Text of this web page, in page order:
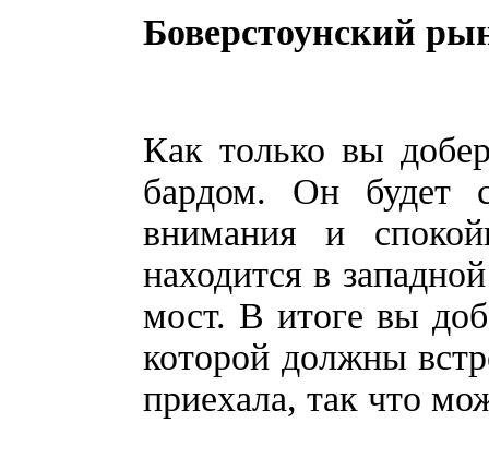
Боверстоунский
Как только вы
бардом. Он будет
внимания и
находится в
мост. В итоге вы
которой должны
приехала, так что